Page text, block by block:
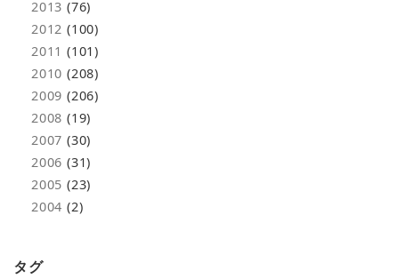
2013 (76)
2012 (100)
2011 (101)
2010 (208)
2009 (206)
2008 (19)
2007 (30)
2006 (31)
2005 (23)
2004 (2)
タグ